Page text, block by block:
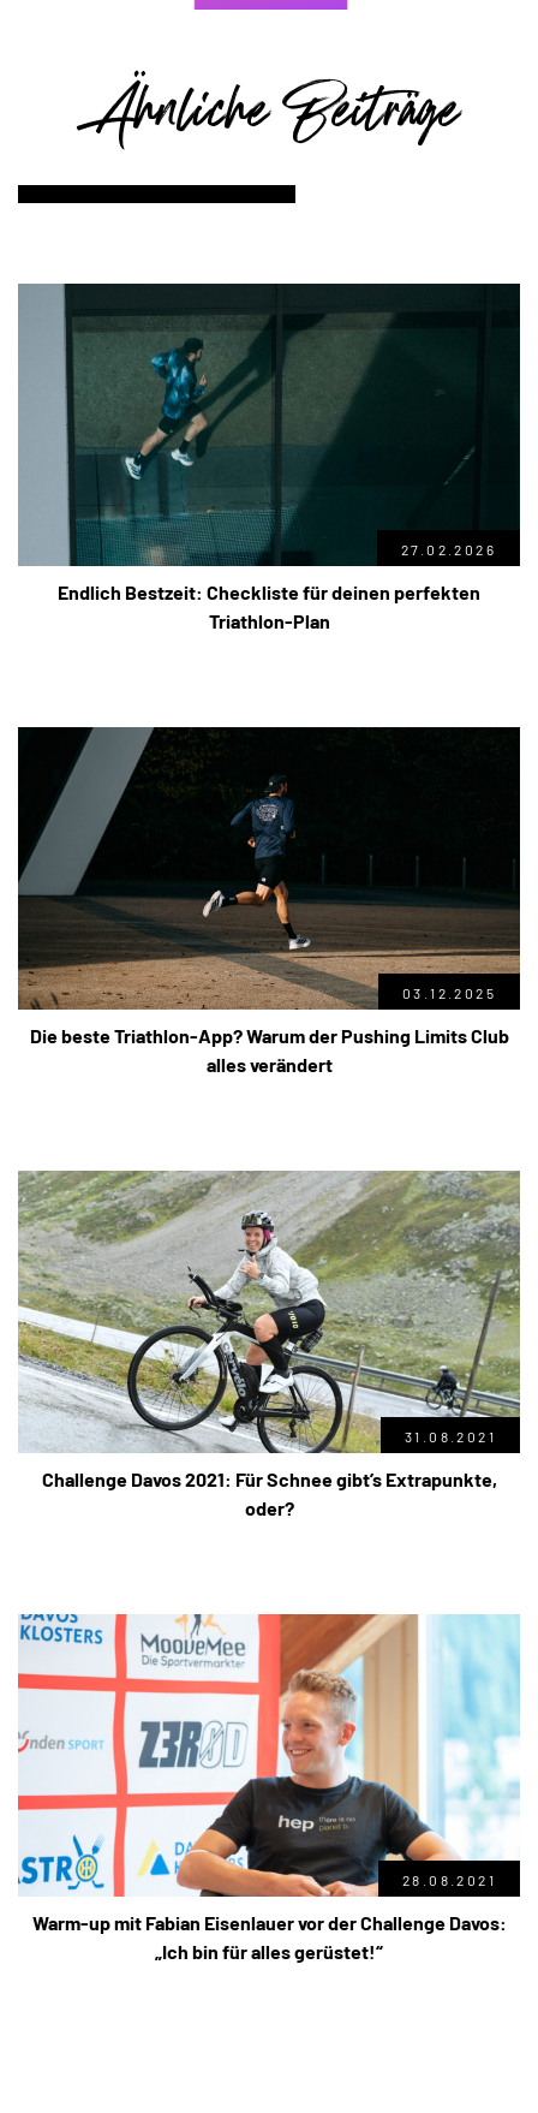
Ähnliche Beiträge
27.02.2026
Endlich Bestzeit: Checkliste für deinen perfekten
Triathlon-Plan
03.12.2025
Die beste Triathlon-App? Warum der Pushing Limits Club
alles verändert
31.08.2021
Challenge Davos 2021: Für Schnee gibt’s Extrapunkte,
oder?
28.08.2021
Warm-up mit Fabian Eisenlauer vor der Challenge Davos:
„Ich bin für alles gerüstet!“